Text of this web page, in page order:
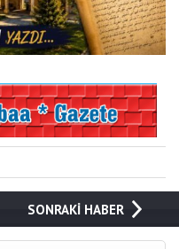
SONRAKİ HABER